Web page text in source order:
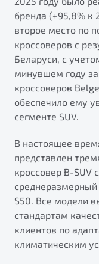
бренда (+95,8% к
второе место по
кроссоверов с
Беларуси, с
минувшем году
кроссоверов
обеспечило ему
сегменте SUV.
В настоящее
представлен
кроссовер B-SUV
среднеразмерный
S50. Все модели
стандартам
клиентов по
климатическим